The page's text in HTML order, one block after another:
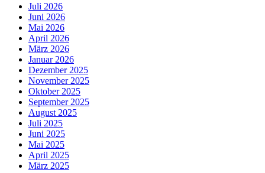
Juli 2026
Juni 2026
Mai 2026
April 2026
März 2026
Januar 2026
Dezember 2025
November 2025
Oktober 2025
September 2025
August 2025
Juli 2025
Juni 2025
Mai 2025
April 2025
März 2025